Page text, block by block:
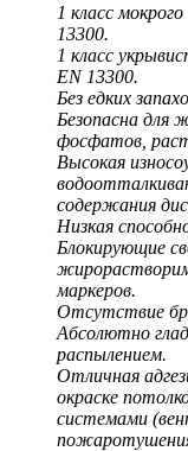
1 класс
13300.
1 класс
EN 13300.
Без едких
Безопасна для
фосфатов,
Высокая
содержания
Низкая
Блокирующие
маркеров.
Отсутствие
Абсолютно
распылением.
Отличная
окраске
системами